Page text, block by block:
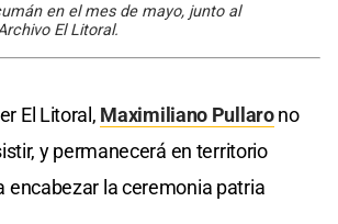
en el mes de mayo, junto al
El Litoral.
El Litoral, Maximiliano Pullarono
y permanecerá en territorio
encabezar la ceremonia patria